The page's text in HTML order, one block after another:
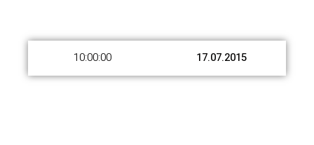
17.07.2015
10:00:00